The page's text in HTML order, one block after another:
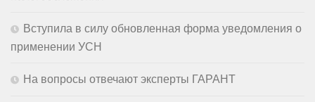
Вступила в силу обновленная форма уведомления о
применении УСН
На вопросы отвечают эксперты ГАРАНТ